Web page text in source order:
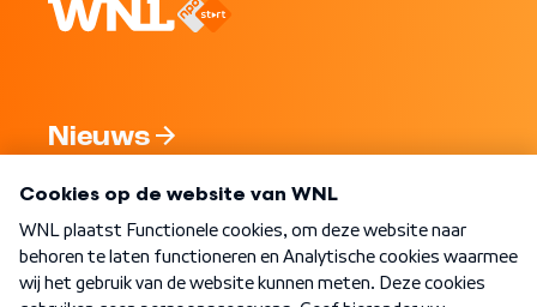
Nieuws
Nieuwsbrief
Word Lid